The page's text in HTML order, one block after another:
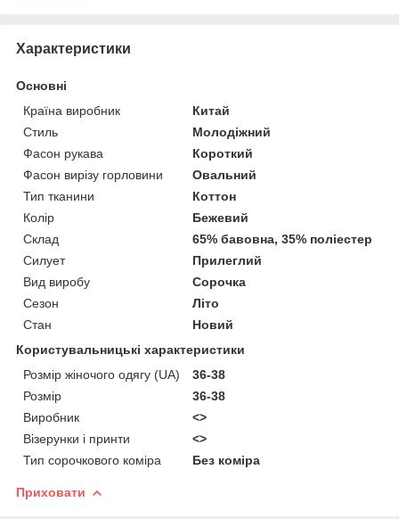
Характеристики
Основні
Країна виробник
Китай
Стиль
Молодіжний
Фасон рукава
Короткий
Фасон вирізу горловини
Овальний
Тип тканини
Коттон
Колір
Бежевий
Склад
65% бавовна, 35% поліестер
Силует
Прилеглий
Вид виробу
Сорочка
Сезон
Літо
Стан
Новий
Користувальницькі характеристики
Розмір жіночого одягу (UA)
36-38
Розмір
36-38
Виробник
<>
Візерунки і принти
<>
Тип сорочкового коміра
Без коміра
Приховати